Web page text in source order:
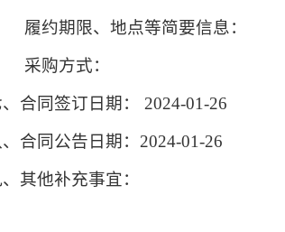
履约期限、地点等简要信息：
采购方式：
合同签订日期： 2024-01-26
合同公告日期： 2024-01-26
其他补充事宜：